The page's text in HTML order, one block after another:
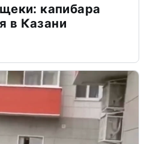
капибара
в Казани